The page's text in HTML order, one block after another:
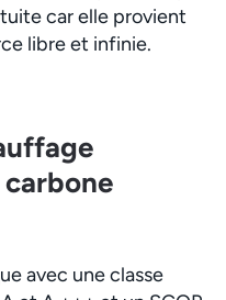
car elle provient
libre et infinie.
avec une classe